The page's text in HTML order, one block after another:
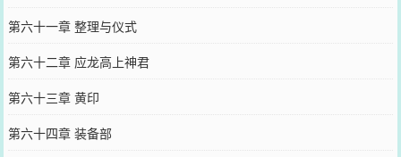
第六十一章 整理与仪式
第六十二章 应龙高上神君
第六十三章 黄印
第六十四章 装备部